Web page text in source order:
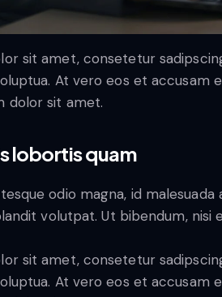
sit amet, consetetur
At vero eos et accusam
dolor sit amet.
lobortis quam
odio magna, id
volutpat. Ut bibendum,
sit amet, consetetur
At vero eos et accusam